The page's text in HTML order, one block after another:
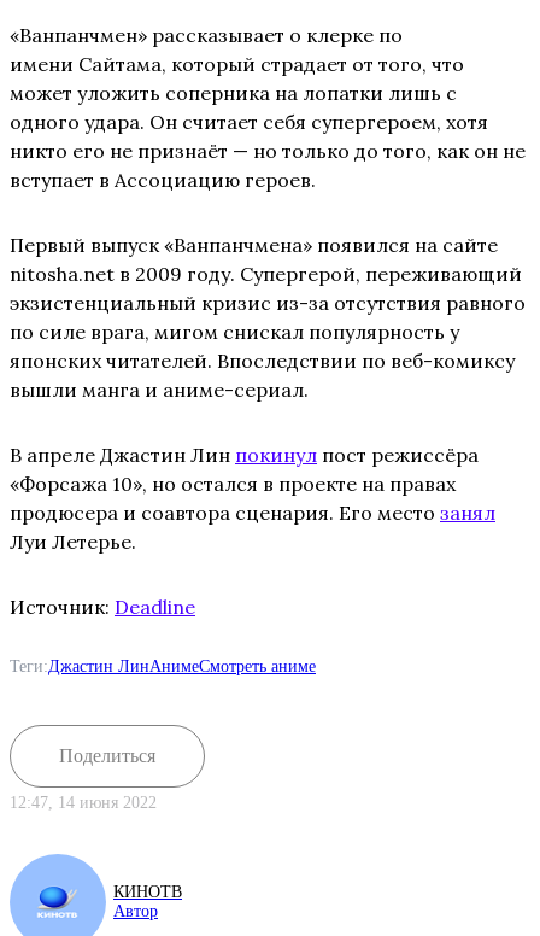
«Ванпанчмен» рассказывает о клерке по
имени Сайтама, который страдает от того, что
может уложить соперника на лопатки лишь с
одного удара. Он считает себя супергероем, хотя
никто его не признаёт — но только до того, как он не
вступает в Ассоциацию героев.
Первый выпуск «Ванпанчмена» появился на сайте
nitosha.net в 2009 году. Супергерой, переживающий
экзистенциальный кризис из-за отсутствия равного
по силе врага, мигом снискал популярность у
японских читателей. Впоследствии по веб-комиксу
вышли манга и аниме-сериал.
В апреле Джастин Лин покинул пост режиссёра
«Форсажа 10», но остался в проекте на правах
продюсера и соавтора сценария. Его место занял
Луи Летерье.
Источник: Deadline
Теги:Джастин ЛинАнимеСмотреть аниме
Поделиться
12:47, 14 июня 2022
КИНОТВ
Автор